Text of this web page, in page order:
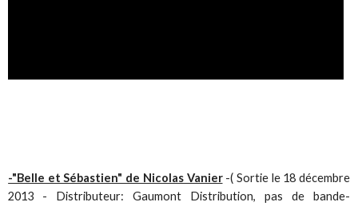
-"Belle et Sébastien" de Nicolas Vanier-( Sortie le 18 décembre
2013 - Distributeur: Gaumont Distribution, pas de bande-